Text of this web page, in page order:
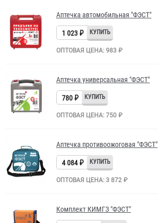
Аптечка автомобильная "ФЭСТ"
1 023 ₽
ОПТОВАЯ ЦЕНА: 983 ₽
Аптечка универсальная "ФЭСТ"
780 ₽
ОПТОВАЯ ЦЕНА: 750 ₽
Аптечка противоожоговая "ФЭСТ"
4 084 ₽
ОПТОВАЯ ЦЕНА: 3 872 ₽
Комплект КИМГЗ "ФЭСТ"